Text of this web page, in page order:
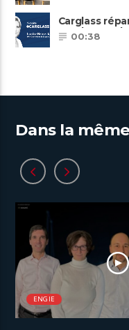
Carglass
Carglass
00:38
Dans la
ENGIE